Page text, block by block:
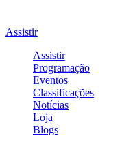
Assistir
Assistir
Programação
Eventos
Classificações
Notícias
Loja
Blogs